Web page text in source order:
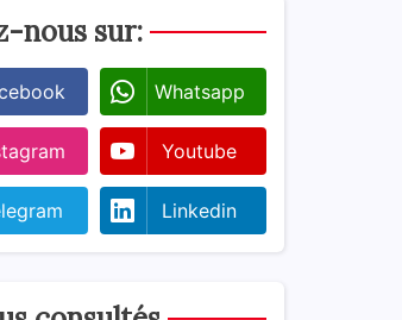
nous sur:
Whatsapp
Youtube
Linkedin